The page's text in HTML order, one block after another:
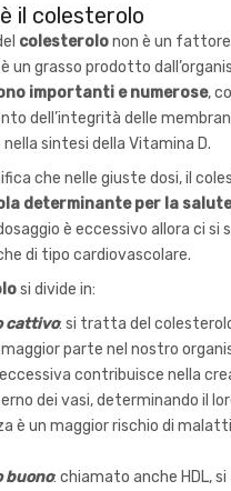
il colesterolo
colesterolonon è un fattore
un grasso prodotto
importanti e numerose,
dell’integrità delle
nella sintesi della Vitamina D.
che nelle giuste dosi, il
determinante per la salute
è eccessivo allora ci si
di tipo cardiovascolare.
si divide in:
cattivo: si tratta del
parte nel nostro
contribuisce nella
dei vasi, determinando il
è un maggior rischio di
buono: chiamato anche HDL,